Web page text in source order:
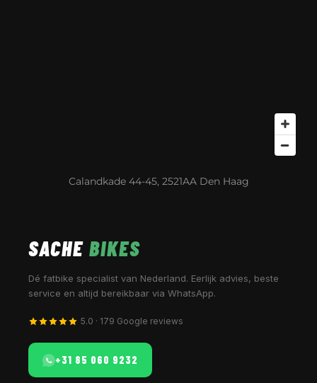
Calandkade 44-45, 2521AA Den Haag
SACHE BIKES
Dé fatbike specialist van Nederland. Eerlijk advies, beste
service en altijd bereikbaar via WhatsApp.
5.0 · 179 Google reviews
+31 85 060 9232